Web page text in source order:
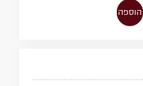
הוספה